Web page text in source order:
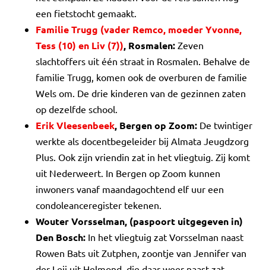
een fietstocht gemaakt.
Familie Trugg (vader Remco, moeder Yvonne,
Tess (10) en Liv (7)), Rosmalen: Zeven
slachtoffers uit één straat in Rosmalen. Behalve de
familie Trugg, komen ook de overburen de familie
Wels om. De drie kinderen van de gezinnen zaten
op dezelfde school.
Erik Vleesenbeek, Bergen op Zoom: De twintiger
werkte als docentbegeleider bij Almata Jeugdzorg
Plus. Ook zijn vriendin zat in het vliegtuig. Zij komt
uit Nederweert. In Bergen op Zoom kunnen
inwoners vanaf maandagochtend elf uur een
condoleanceregister tekenen.
Wouter Vorsselman, (paspoort uitgegeven in)
Den Bosch: In het vliegtuig zat Vorsselman naast
Rowen Bats uit Zutphen, zoontje van Jennifer van